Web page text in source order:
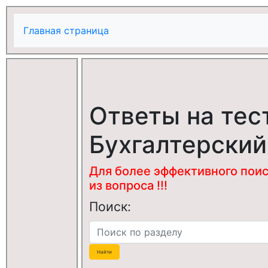
Главная страница
Ответы на
Для более эффективного
из вопроса !!!
Поиск: